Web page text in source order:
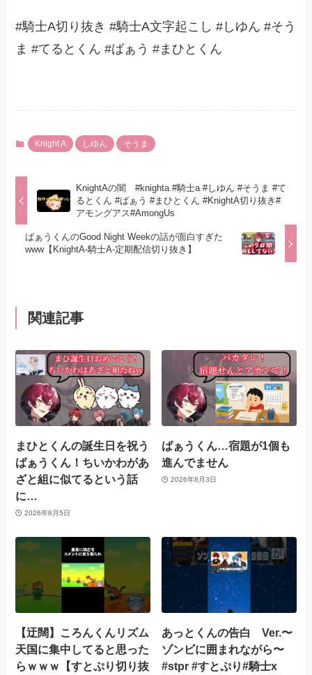
#騎士A切り抜き #騎士A文字起こし #しゆん #そう
ま #てるとくん #ばぁう #まひとくん
Knight A しゆん そうま
KnightAの闇 #knighta #騎士a #しゆん #そうま #て
るとくん #ばぁう #まひとくん #KnightA切り抜き#
アモングアス#AmongUs
ばぁうくんのGood Night Weekの話が面白すぎた
www【KnightA-騎士A-定期配信切り抜き】
関連記事
まひとくんの誕生日を祝う
ばぁうくん！ちいかわがあ
ざと組に似てるという話
に…
2026年8月5日
ばぁうくん…宿題が1個も
進んでません
2026年8月3日
【迂闊】ころんくんリズム
天国に集中してると思った
らｗｗｗ【すとぷり切り抜
あっとくんの告白 Ver.〜
ゾンビに囲まれながら〜
#stpr #すとぷり#騎士x